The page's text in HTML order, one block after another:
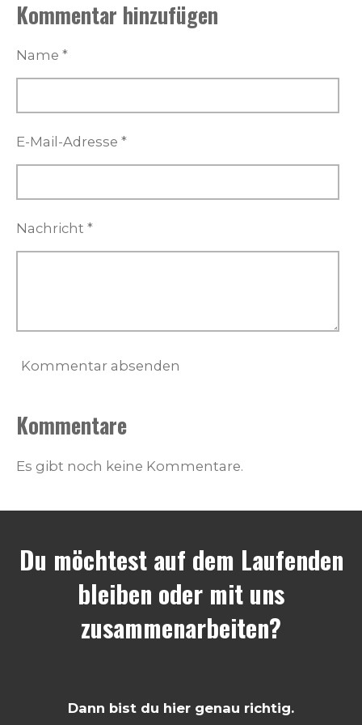
l
e
l
e
l
e
l
e
Kommentar hinzufügen
Name *
E-Mail-Adresse *
Nachricht *
Kommentar absenden
Kommentare
Es gibt noch keine Kommentare.
Du möchtest auf dem Laufenden
bleiben oder mit uns
zusammenarbeiten?
Dann bist du hier genau richtig.